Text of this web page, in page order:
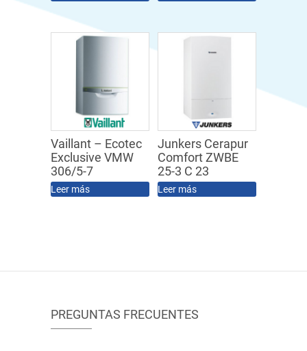
Vaillant – Ecotec
Exclusive VMW
306/5-7
Leer más
Junkers Cerapur
Comfort ZWBE
25-3 C 23
Leer más
PREGUNTAS FRECUENTES